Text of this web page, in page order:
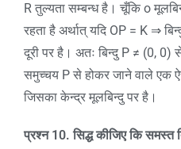
R तुल्यता सम्बन्ध है। चूँकि o
रहता है अर्थात् यदि OP = K ⇒
दूरी पर है। अतः बिन्दु P ≠ (0, 0)
समुच्चय P से होकर जाने वाले एक
जिसका केन्द्र मूलबिन्दु पर है।
प्रश्न 10.सिद्ध कीजिए कि